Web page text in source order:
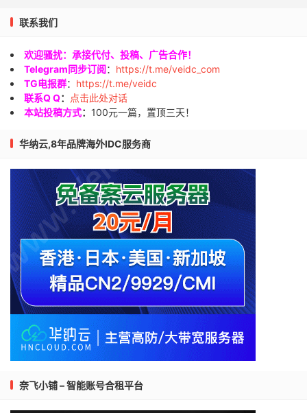
联系我们
欢迎骚扰：承接代付、投稿、广告合作！
Telegram同步订阅： https://t.me/veidc_com
TG电报群： https://t.me/veidc
联系Q Q：
点击此处对话
本站投稿方式： 100元一篇，置顶三天！
华纳云,8年品牌海外IDC服务商
奈飞小铺 – 智能账号合租平台